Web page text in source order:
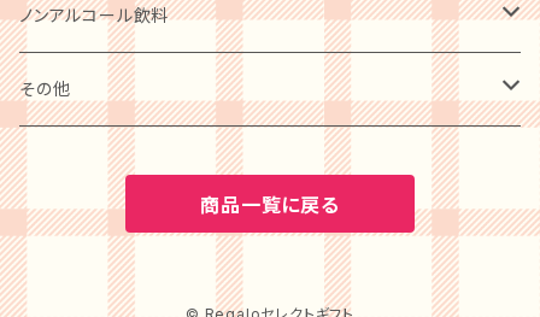
卵・チーズ・乳製品
水産物・水産加工品
缶詰・瓶詰
調味料
ケーキ
クッキー
プリン
アイスクリーム
ゼリー・ジュレ・コンポート
和菓子
ノンアルコール飲料
ビール
ワイン
水・ソフトドリンク
その他
BOOK
カタログギフト
商品一覧に戻る